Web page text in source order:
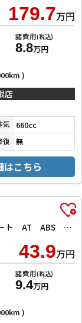
179.7万円
諸費用(税込)
8.8万円
)
店
気 660cc
復 無
はこちら
C ナビ TV キーレスエントリー ベンチシート AT ABS CD ミュージックプレイヤー接続可 衝突安全ボディ エアコン パワーステアリング パワーウィンドウ
43.9万円
諸費用(税込)
9.4万円
)